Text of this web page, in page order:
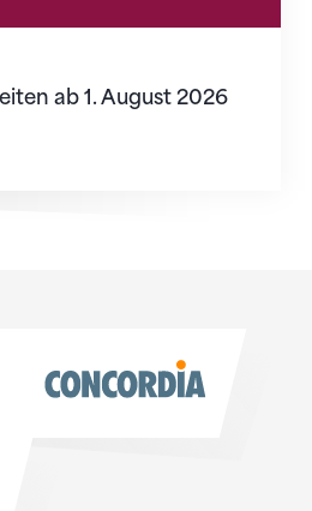
ab 1. August 2026